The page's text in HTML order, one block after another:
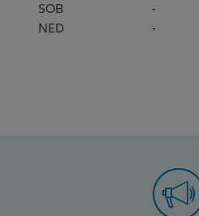
SOB
-
NED
-